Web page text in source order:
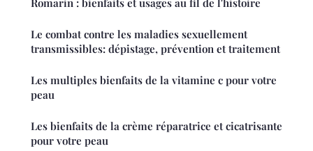
Le combat contre les maladies sexuellement
transmissibles: dépistage, prévention et traitement
Les multiples bienfaits de la vitamine c pour votre
peau
Les bienfaits de la crème réparatrice et cicatrisante
pour votre peau